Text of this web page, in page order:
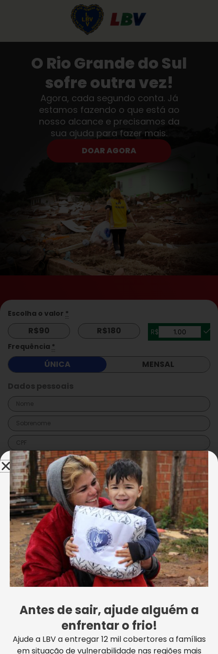
O Rio Grande do Sul
sofre outra vez!
Agora, cada segundo conta. Já
estamos fazendo o que está ao
nosso alcance e precisamos da
sua ajuda para fazer mais.
DOAR AGORA
Escolha o valor *
R$90 R$180 R$
Frequência *
ÚNICA
MENSAL
Dados pessoais
Sexo
Sua doação
Valor da Doação
R$1,00
Clique no botão e continue o pagamento na próxima página
Antes de sair, ajude alguém a
enfrentar o frio!
Ajude a LBV a entregar 12 mil cobertores a famílias
em situação de vulnerabilidade nas regiões mais